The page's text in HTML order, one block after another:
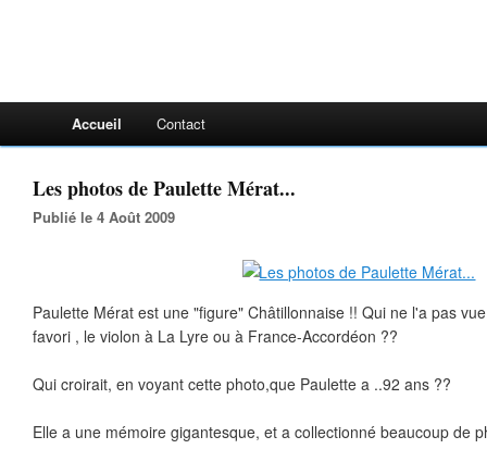
Accueil Contact
Les photos de Paulette Mérat...
Publié le 4 Août 2009
Paulette Mérat est une "figure" Châtillonnaise !! Qui ne l'a pas
favori , le violon à La Lyre ou à France-Accordéon ??
Qui croirait, en voyant cette photo,que Paulette a ..92 ans ??
Elle a une mémoire gigantesque, et a collectionné beaucoup de